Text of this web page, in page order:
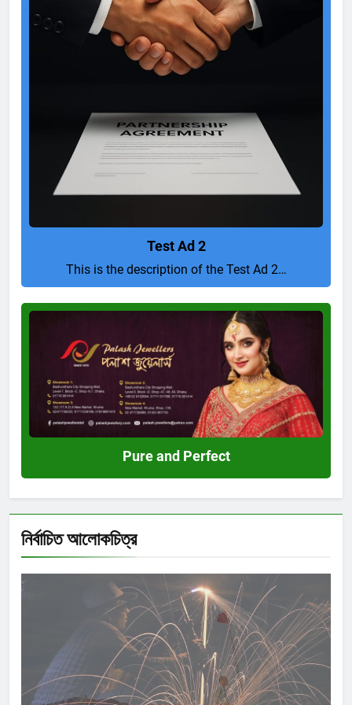
Test Ad 2
This is the description of the Test Ad 2…
Pure and Perfect
নির্বাচিত আলোকচিত্র